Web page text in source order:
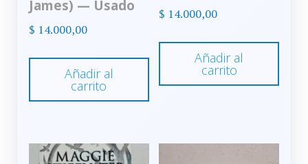
James) — Usado
$ 14.000,00
Añadir al
carrito
$ 14.000,00
Añadir al
carrito